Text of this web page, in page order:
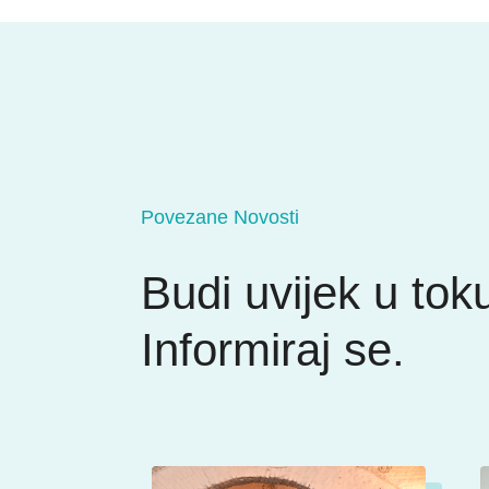
Povezane Novosti
Budi uvijek u
Informiraj se.